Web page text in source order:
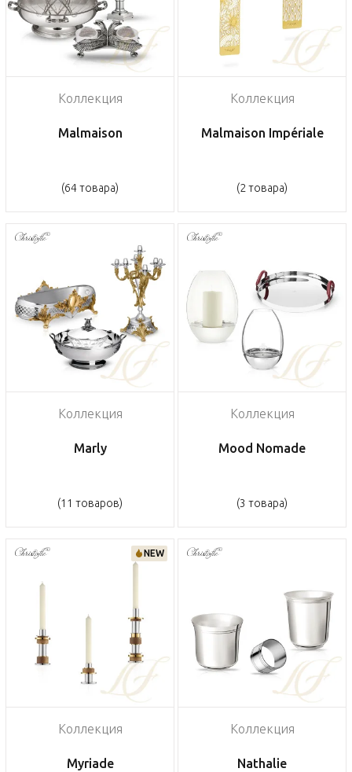
Коллекция
Malmaison
(64 товара)
Коллекция
Malmaison Impériale
(2 товара)
Коллекция
Marly
(11 товаров)
Коллекция
Mood Nomade
(3 товара)
NEW
Коллекция
Myriade
Коллекция
Nathalie